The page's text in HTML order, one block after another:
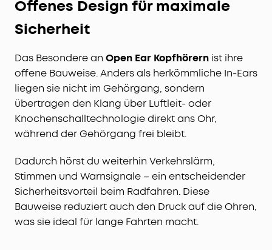
Offenes Design für maximale
Sicherheit
Das Besondere an Open Ear Kopfhörern ist ihre
offene Bauweise. Anders als herkömmliche In-Ears
liegen sie nicht im Gehörgang, sondern
übertragen den Klang über Luftleit- oder
Knochenschalltechnologie direkt ans Ohr,
während der Gehörgang frei bleibt.
Dadurch hörst du weiterhin Verkehrslärm,
Stimmen und Warnsignale – ein entscheidender
Sicherheitsvorteil beim Radfahren. Diese
Bauweise reduziert auch den Druck auf die Ohren,
was sie ideal für lange Fahrten macht.